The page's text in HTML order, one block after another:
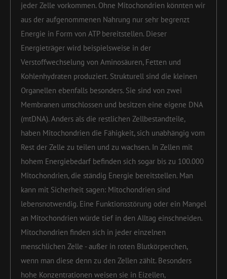
jeder Zelle vorkommen. Ohne Mitochondrien könnten wir
aus der aufgenommenen Nahrung nur sehr begrenzt
Energie in Form von ATP bereitstellen. Dieser
Energieträger wird beispielsweise in der
Verstoffwechselung von Aminosäuren, Fetten und
Kohlenhydraten produziert. Strukturell sind die kleinen
Organellen ebenfalls besonders. Sie sind von zwei
Membranen umschlossen und besitzen eine eigene DNA
(mtDNA). Anders als die restlichen Zellbestandteile,
haben Mitochondrien die Fähigkeit, sich unabhängig vom
Rest der Zelle zu teilen und zu wachsen. In Zellen mit
hohem Energiebedarf befinden sich sogar bis zu 100.000
Mitochondrien, die ständig Energie bereitstellen. Man
kann mit Sicherheit sagen: Mitochondrien sind
lebensnotwendig. Eine Funktionsstörung oder ein Mangel
an Mitochondrien würde tief in den Alltag einschneiden.
Mitochondrien finden sich in jeder einzelnen
menschlichen Zelle - außer in roten Blutkörperchen,
wenn man diese denn zu den Zellen zählt. Besonders
hohe Konzentrationen weisen sie in Eizellen,